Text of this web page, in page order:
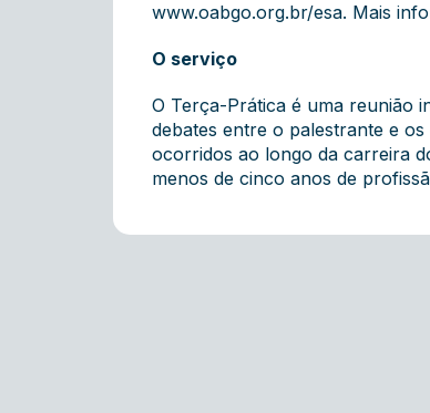
www.oabgo.org.br/esa. Mais
O serviço
O Terça-Prática é uma reunião
debates entre o palestrante e
ocorridos ao longo da carreira
menos de cinco anos de